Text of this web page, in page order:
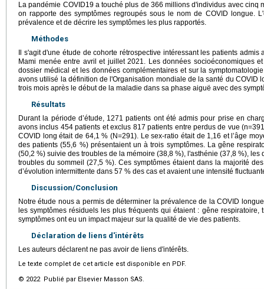
La pandémie COVID19 a touché plus de 366 millions d'individus avec cinq
on rapporte des symptômes regroupés sous le nom de COVID longue.
prévalence et de décrire les symptômes les plus rapportés.
Méthodes
Il s'agit d'une étude de cohorte rétrospective intéressant les patients
Mami menée entre avril et juillet 2021. Les données socioéconomiques
dossier médical et les données complémentaires et sur la
avons utilisé la définition de l'Organisation mondiale de la santé du COVID
trois mois après le début de la maladie dans sa phase aiguë avec des
Résultats
Durant la période d’étude, 1271 patients ont été admis pour prise en
avons inclus 454 patients et exclus 817 patients entre perdus de vue
COVID long était de 64,1 % (N=291). Le sex-ratio était de 1,16 et l’âge
des patients (55,6 %) présentaient un à trois symptômes. La gêne
(50,2 %) suivie des troubles de la mémoire (38,8 %), l'asthénie (37,8 %),
troubles du sommeil (27,5 %). Ces symptômes étaient dans la majorité
d’évolution intermittente dans 57 % des cas et avaient une intensité
Discussion/Conclusion
Notre étude nous a permis de déterminer la prévalence de la COVID
les symptômes résiduels les plus fréquents qui étaient : gêne
symptômes ont eu un impact majeur sur la qualité de vie des patients.
Déclaration de liens d'intérêts
Les auteurs déclarent ne pas avoir de liens d'intérêts.
Le texte complet de cet article est disponible en PDF.
© 2022 Publié par Elsevier Masson SAS.